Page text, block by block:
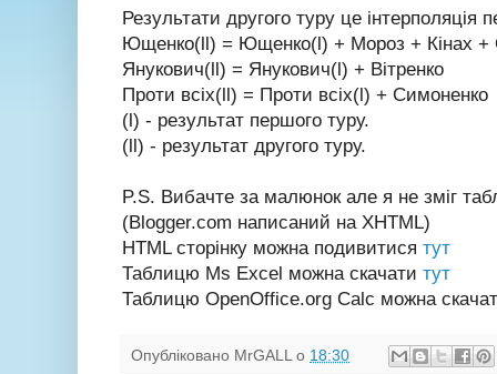
Результати другого туру це інтерполяція
Ющенко(ll) = Ющенко(l) + Мороз + Кінах +
Янукович(ll) = Янукович(l) + Вітренко
Проти всіх(ll) = Проти всіх(l) + Симоненко
(l) - результат першого туру.
(ll) - результат другого туру.
P.S. Вибачте за малюнок але я не зміг
(Blogger.com написаний на XHTML)
HTML сторінку можна подивитися тут
Таблицю Ms Excel можна скачати тут
Таблицю OpenOffice.org Calc можна
Опубліковано MrGALL о 18:30